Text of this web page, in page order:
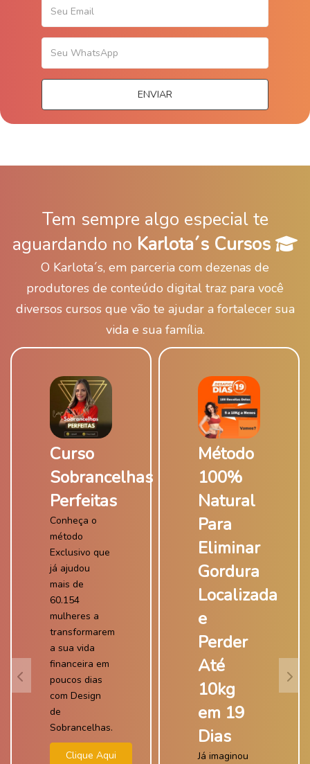
Tem sempre algo especial te
aguardando no Karlota´s Cursos
O Karlota´s, em parceria com dezenas de
produtores de conteúdo digital traz para você
diversos cursos que vão te ajudar a fortalecer sua
vida e sua família.
Curso
Sobrancelhas
Perfeitas
Conheça o
método
Exclusivo que
já ajudou
mais de
60.154
mulheres a
transformarem
a sua vida
financeira em
poucos dias
com Design
de
Sobrancelhas.
Clique Aqui
Método
100%
Natural
Para
Eliminar
Gordura
Localizada
e
Perder
Até
10kg
em 19
Dias
Já imaginou